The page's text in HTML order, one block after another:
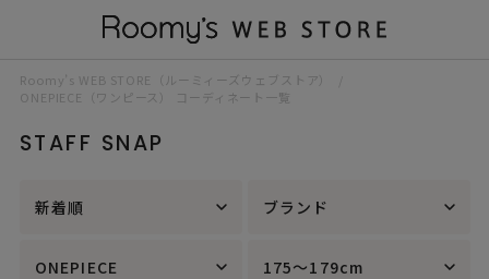
Roomy’s WEB STORE（ルーミィーズウェブストア）
ONEPIECE（ワンピース） コーディネート一覧
STAFF SNAP
新着順 ブランド
ONEPIECE 175～179cm